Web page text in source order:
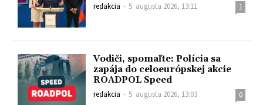
redakcia - 5. augusta 2026, 13:11 1
Vodiči, spomaľte: Polícia sa
zapája do celoeurópskej akcie
ROADPOL Speed
redakcia - 5. augusta 2026, 13:03 0